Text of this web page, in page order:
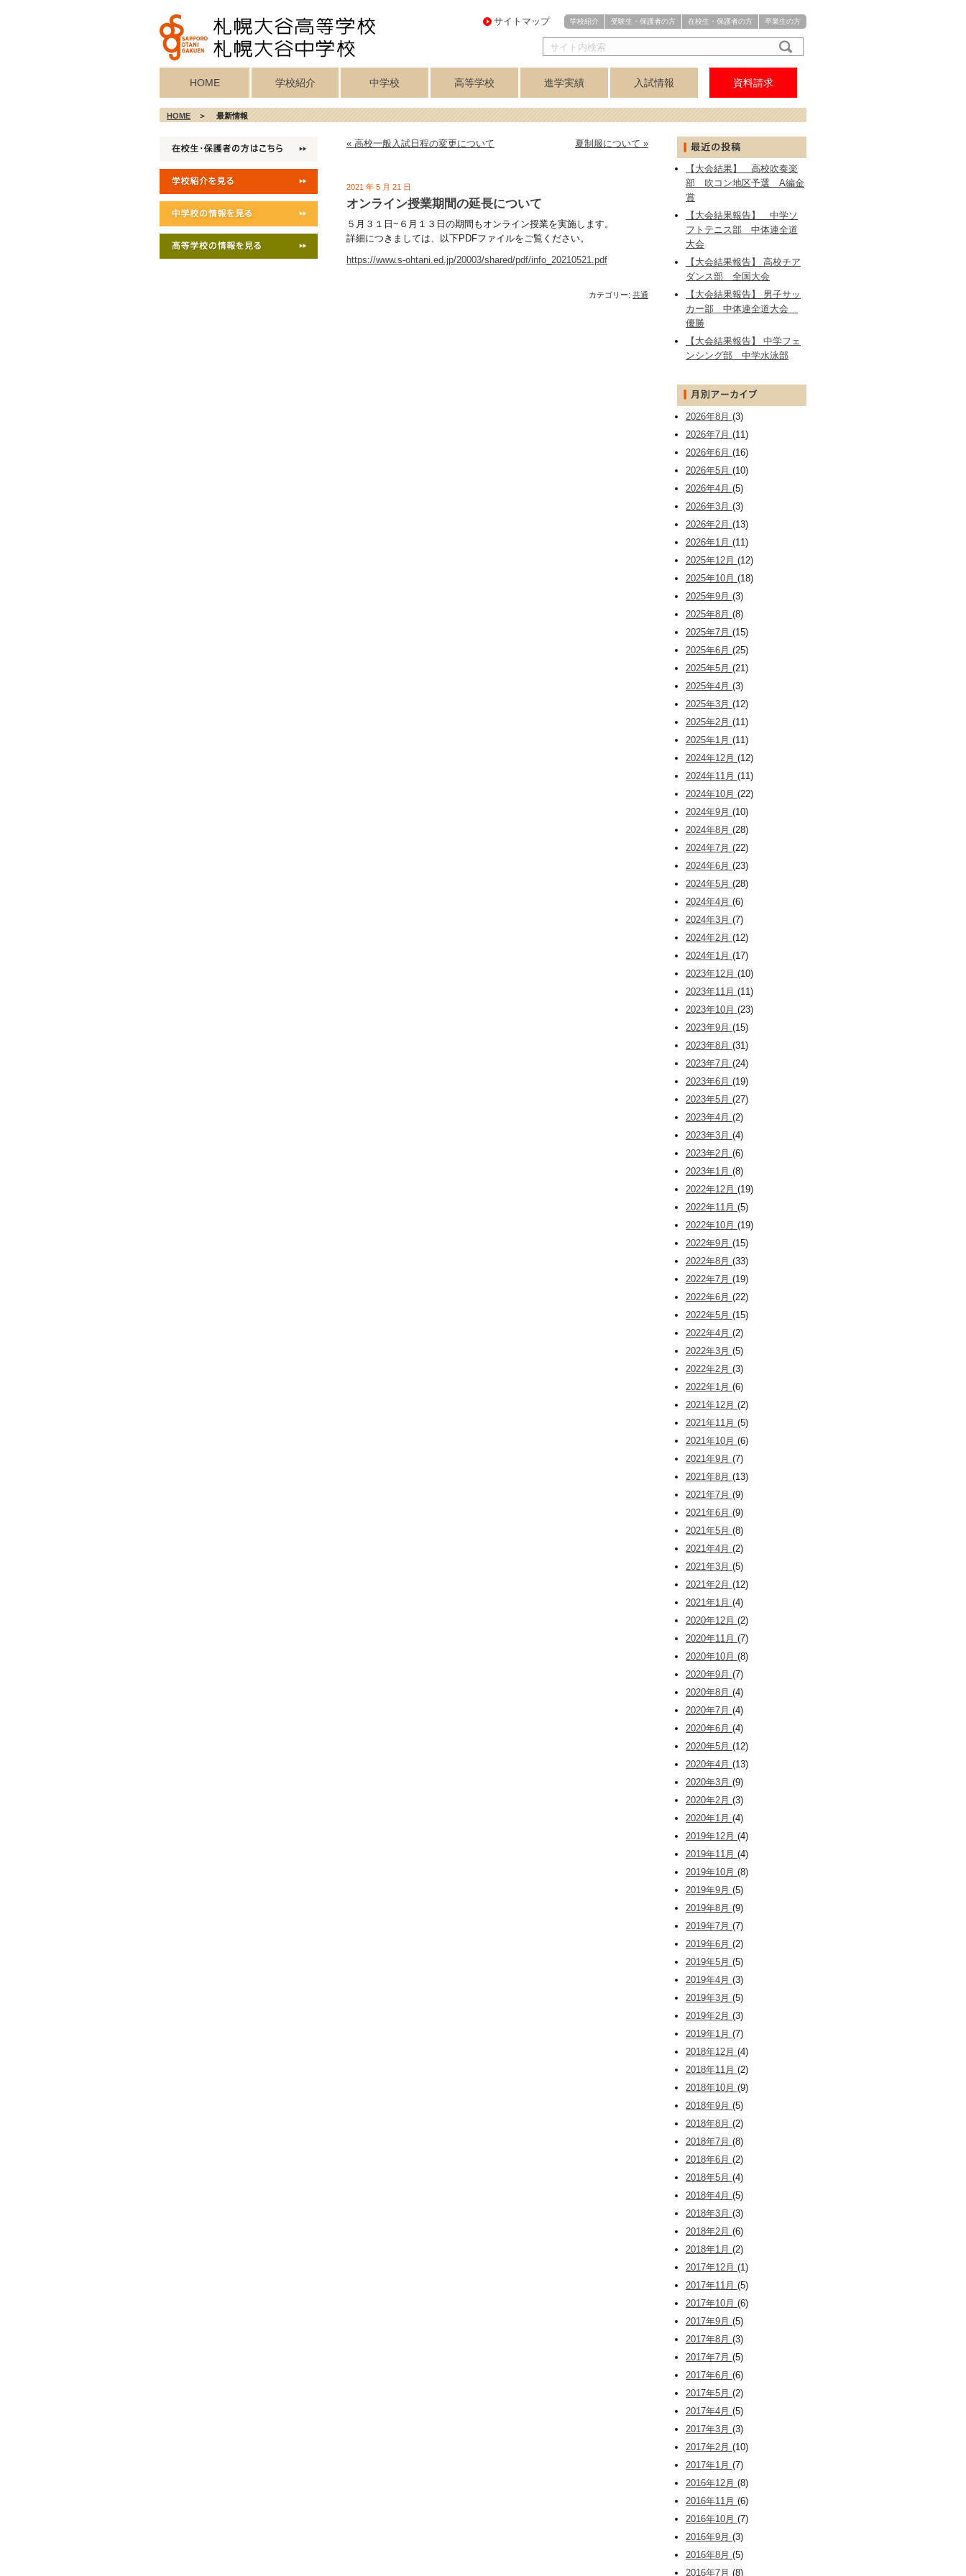
学校紹介 受験生・保護者の方 在校生・保護者の方 卒業生の方
サイトマップ
HOME 学校紹介
校長挨拶
教育目標・校訓
沿革
校歌・真宗宗歌・
記念歌
学校施設紹介
中学校
中学校トップ
医進・難関理系
コース
英数コース
アスリートコース
プログレスコース
芸術コース
美術専攻
芸術コース
音楽専攻
クラブ紹介
高等学校
高等学校トップ
学力重点コース
個性探求コース
音楽科
美術科
講座制
クラブ紹介
進学実績
合格実績
入試情報
中学
高校
アクセス
資料請求
HOME＞ 最新情報
« 高校一般入試日程の変更について 夏制服について »
2021 年 5 月 21 日
オンライン授業期間の延長について
５月３１日~６月１３日の期間もオンライン授業を実施します。
詳細につきましては、以下PDFファイルをご覧ください。
https://www.s-ohtani.ed.jp/20003/shared/pdf/info_20210521.pdf
カテゴリー: 共通
【大会結果】 高校吹奏楽
部 吹コン地区予選 A編金
賞
【大会結果報告】 中学ソ
フトテニス部 中体連全道
大会
【大会結果報告】 高校チア
ダンス部 全国大会
【大会結果報告】 男子サッ
カー部 中体連全道大会
優勝
【大会結果報告】 中学フェ
ンシング部 中学水泳部
2026年8月 (3)
2026年7月 (11)
2026年6月 (16)
2026年5月 (10)
2026年4月 (5)
2026年3月 (3)
2026年2月 (13)
2026年1月 (11)
2025年12月 (12)
2025年10月 (18)
2025年9月 (3)
2025年8月 (8)
2025年7月 (15)
2025年6月 (25)
2025年5月 (21)
2025年4月 (3)
2025年3月 (12)
2025年2月 (11)
2025年1月 (11)
2024年12月 (12)
2024年11月 (11)
2024年10月 (22)
2024年9月 (10)
2024年8月 (28)
2024年7月 (22)
2024年6月 (23)
2024年5月 (28)
2024年4月 (6)
2024年3月 (7)
2024年2月 (12)
2024年1月 (17)
2023年12月 (10)
2023年11月 (11)
2023年10月 (23)
2023年9月 (15)
2023年8月 (31)
2023年7月 (24)
2023年6月 (19)
2023年5月 (27)
2023年4月 (2)
2023年3月 (4)
2023年2月 (6)
2023年1月 (8)
2022年12月 (19)
2022年11月 (5)
2022年10月 (19)
2022年9月 (15)
2022年8月 (33)
2022年7月 (19)
2022年6月 (22)
2022年5月 (15)
2022年4月 (2)
2022年3月 (5)
2022年2月 (3)
2022年1月 (6)
2021年12月 (2)
2021年11月 (5)
2021年10月 (6)
2021年9月 (7)
2021年8月 (13)
2021年7月 (9)
2021年6月 (9)
2021年5月 (8)
2021年4月 (2)
2021年3月 (5)
2021年2月 (12)
2021年1月 (4)
2020年12月 (2)
2020年11月 (7)
2020年10月 (8)
2020年9月 (7)
2020年8月 (4)
2020年7月 (4)
2020年6月 (4)
2020年5月 (12)
2020年4月 (13)
2020年3月 (9)
2020年2月 (3)
2020年1月 (4)
2019年12月 (4)
2019年11月 (4)
2019年10月 (8)
2019年9月 (5)
2019年8月 (9)
2019年7月 (7)
2019年6月 (2)
2019年5月 (5)
2019年4月 (3)
2019年3月 (5)
2019年2月 (3)
2019年1月 (7)
2018年12月 (4)
2018年11月 (2)
2018年10月 (9)
2018年9月 (5)
2018年8月 (2)
2018年7月 (8)
2018年6月 (2)
2018年5月 (4)
2018年4月 (5)
2018年3月 (3)
2018年2月 (6)
2018年1月 (2)
2017年12月 (1)
2017年11月 (5)
2017年10月 (6)
2017年9月 (5)
2017年8月 (3)
2017年7月 (5)
2017年6月 (6)
2017年5月 (2)
2017年4月 (5)
2017年3月 (3)
2017年2月 (10)
2017年1月 (7)
2016年12月 (8)
2016年11月 (6)
2016年10月 (7)
2016年9月 (3)
2016年8月 (5)
2016年7月 (8)